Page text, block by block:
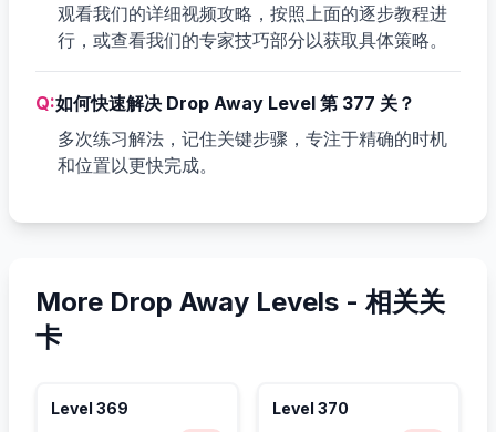
观看我们的详细视频攻略，按照上面的逐步教程进
行，或查看我们的专家技巧部分以获取具体策略。
Q:如何快速解决 Drop Away Level 第 377 关？
多次练习解法，记住关键步骤，专注于精确的时机
和位置以更快完成。
More Drop Away Levels - 相关关
卡
Level 369 Level 370